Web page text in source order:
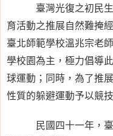
臺灣光復之初民
育活動之推展自然難掩
臺北師範學校溫兆宗老
學校園為主，極力倡導
球運動；同時，為了推
性質的躲避運動予以競
民國四十一年，